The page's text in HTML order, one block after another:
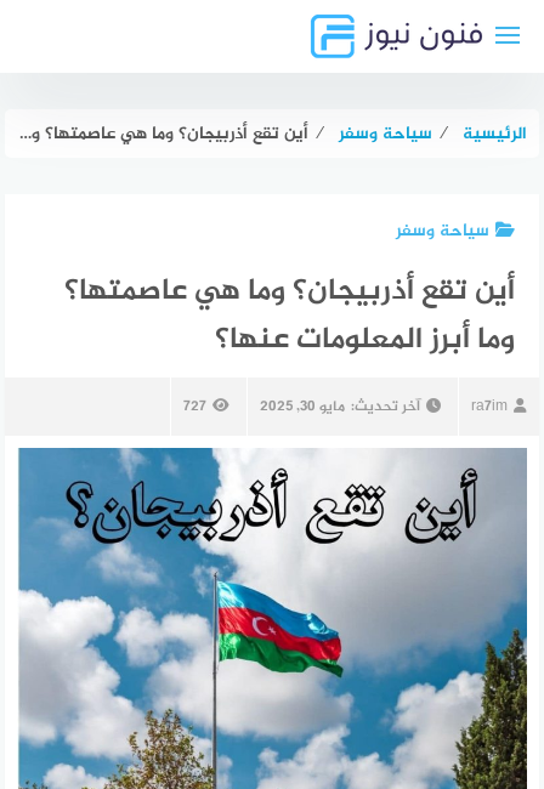
الرئيسية ⁄ سياحة وسفر ⁄ أين تقع أذربيجان؟ وما هي عاصمتها؟ وما أبرز المعلومات عنها؟
سياحة وسفر
أين تقع أذربيجان؟ وما هي عاصمتها؟
وما أبرز المعلومات عنها؟
ra7im آخر تحديث: مايو 30, 2025 727